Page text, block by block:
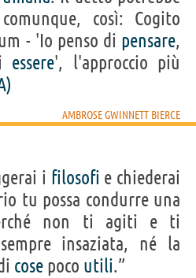
così: Cogito
- 'Io penso di pensare,
essere', l'approccio più
AMBROSE GWINNETT BIERCE
i filosofi e chiederai
tu possa condurre una
non ti agiti e ti
sempre insaziata, né la
cose poco utili.”